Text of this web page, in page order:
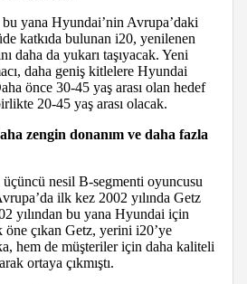
bu yana Hyundai’nin Avrupa’daki
katkıda bulunan i20, yenilenen
daha da yukarı taşıyacak. Yeni
daha geniş kitlelere Hyundai
önce 30-45 yaş arası olan hedef
20-45 yaş arası olacak.
zengin donanım ve daha fazla
nesil B-segmenti oyuncusu
ilk kez 2002 yılında Getz
yılından bu yana Hyundai için
öne çıkan Getz, yerini i20’ye
hem de müşteriler için daha kaliteli
ortaya çıkmıştı.